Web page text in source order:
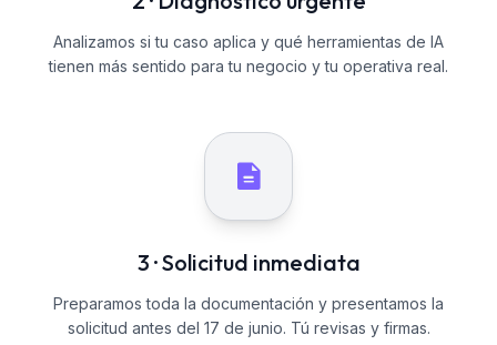
Analizamos si tu caso aplica y qué herramientas de IA
tienen más sentido para tu negocio y tu operativa real.
3 · Solicitud inmediata
Preparamos toda la documentación y presentamos la
solicitud antes del 17 de junio. Tú revisas y firmas.